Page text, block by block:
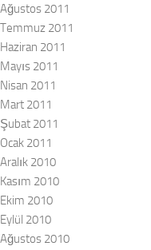
Ağustos 2011
Temmuz 2011
Haziran 2011
Mayıs 2011
Nisan 2011
Mart 2011
Şubat 2011
Ocak 2011
Aralık 2010
Kasım 2010
Ekim 2010
Eylül 2010
Ağustos 2010